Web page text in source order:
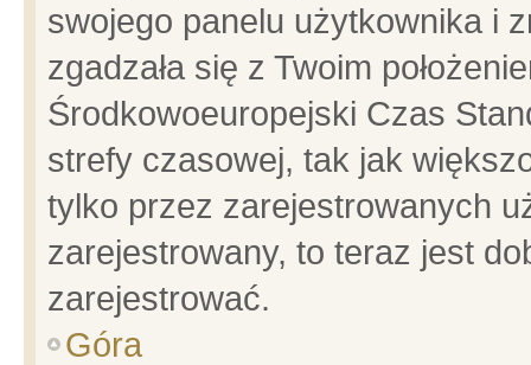
swojego panelu użytkownika i
zgadzała się z Twoim
Środkowoeuropejski Czas
strefy czasowej, tak jak
tylko przez zarejestrowanych
zarejestrowany, to teraz jest
zarejestrować.
Góra